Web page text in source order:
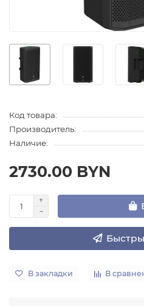
Код товара:
Производитель:
Наличие:
2730.00 BYN
В закладки В